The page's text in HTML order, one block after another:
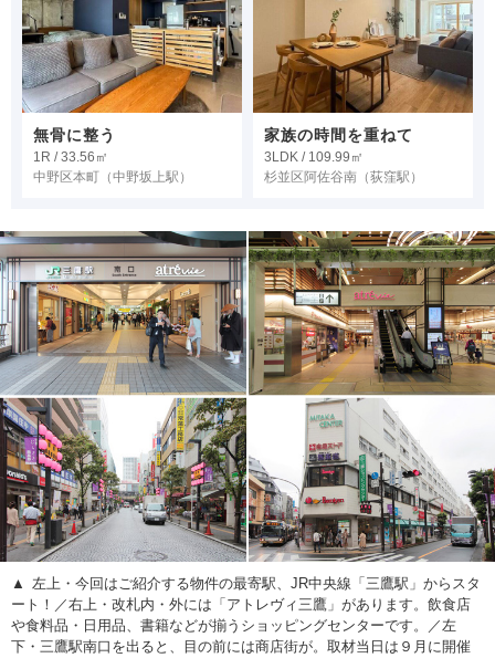
無骨に整う
1R / 33.56㎡
中野区本町 （中野坂上駅）
家族の時間を重ねて
3LDK / 109.99㎡
杉並区阿佐谷南 （荻窪駅）
左上・今回はご紹介する物件の最寄駅、JR中央線「三鷹駅」からスタ
ート！／右上・改札内・外には「アトレヴィ三鷹」があります。飲食店
や食料品・日用品、書籍などが揃うショッピングセンターです。／左
下・三鷹駅南口を出ると、目の前には商店街が。取材当日は９月に開催